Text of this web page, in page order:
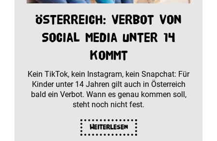
Österreich: Verbot von
Social Media unter 14
kommt
Kein TikTok, kein Instagram, kein Snapchat: Für
Kinder unter 14 Jahren gilt auch in Österreich
bald ein Verbot. Wann es genau kommen soll,
steht noch nicht fest.
Weiterlesen